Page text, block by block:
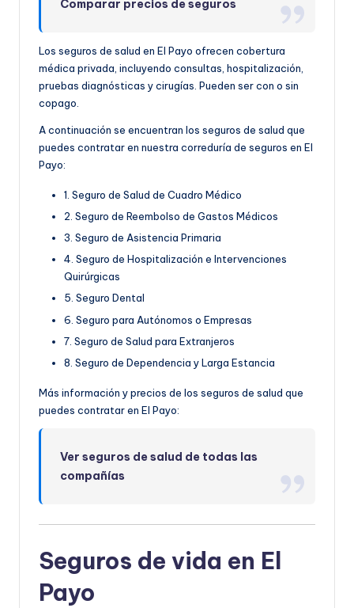
Comparar precios de seguros
Los seguros de salud en El Payo ofrecen cobertura
médica privada, incluyendo consultas, hospitalización,
pruebas diagnósticas y cirugías. Pueden ser con o sin
copago.
A continuación se encuentran los seguros de salud que
puedes contratar en nuestra correduría de seguros en El
Payo:
1. Seguro de Salud de Cuadro Médico
2. Seguro de Reembolso de Gastos Médicos
3. Seguro de Asistencia Primaria
4. Seguro de Hospitalización e Intervenciones
Quirúrgicas
5. Seguro Dental
6. Seguro para Autónomos o Empresas
7. Seguro de Salud para Extranjeros
8. Seguro de Dependencia y Larga Estancia
Más información y precios de los seguros de salud que
puedes contratar en El Payo:
Ver seguros de salud de todas las
compañías
Seguros de vida en El
Payo